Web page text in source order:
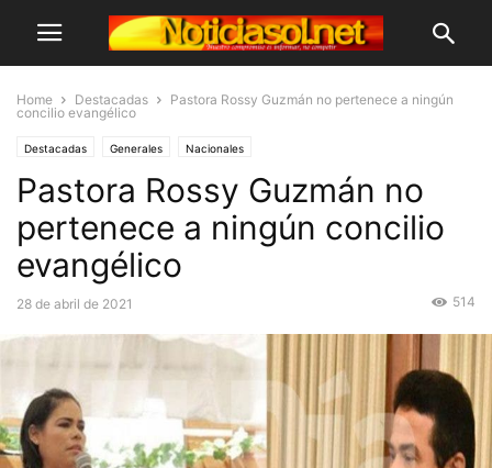
Home Destacadas
Pastora Rossy Guzmán no pertenece a ningún
concilio evangélico
Destacadas Generales Nacionales
Pastora Rossy Guzmán no
pertenece a ningún concilio
evangélico
28 de abril de 2021 514